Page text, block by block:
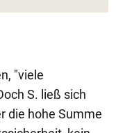
"viele
S. ließ sich
die hohe Summe